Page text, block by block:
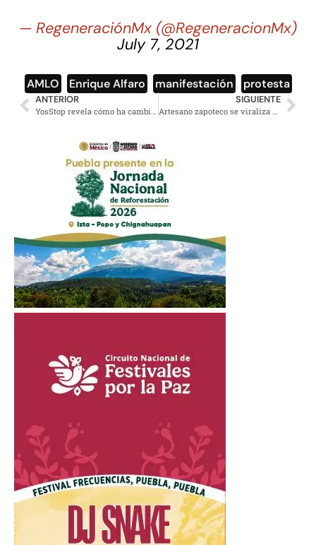
— RegeneraciónMx (@RegeneracionMx)
July 7, 2021
AMLO Enrique Alfaro manifestación protesta
ANTERIOR
YosStop revela cómo ha cambiado su aspecto físico desde prisión
SIGUIENTE
Artesano zapoteco se viraliza por tejer tapetes con diseños de Pokémon y héroes